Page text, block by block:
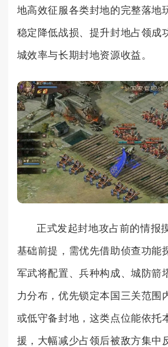
地高效征服各类封地的完整落地
稳定降低战损、提升封地占领成
城效率与长期封地资源收益。
正式发起封地攻占前的情报
基础前提，需优先借助侦查功能
军武将配置、兵种构成、城防箭
力分布，优先锁定本国三关范围
或低守备封地，这类点位能依托
援，大幅减少占领后被敌方集中